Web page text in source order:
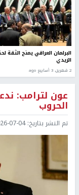
البرلمان العراقي يمنح الثقة
الزيدي
2 شهرين، 3 أسابيع ago
عون لترامب:
الحروب
تم النشر بتاريخ:07-04 17:39